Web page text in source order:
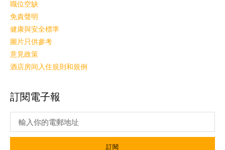
職位空缺
免責聲明
健康與安全標準
圖片只供參考
意見政策
酒店房间入住規則和規例
訂閱電子報
訂閱